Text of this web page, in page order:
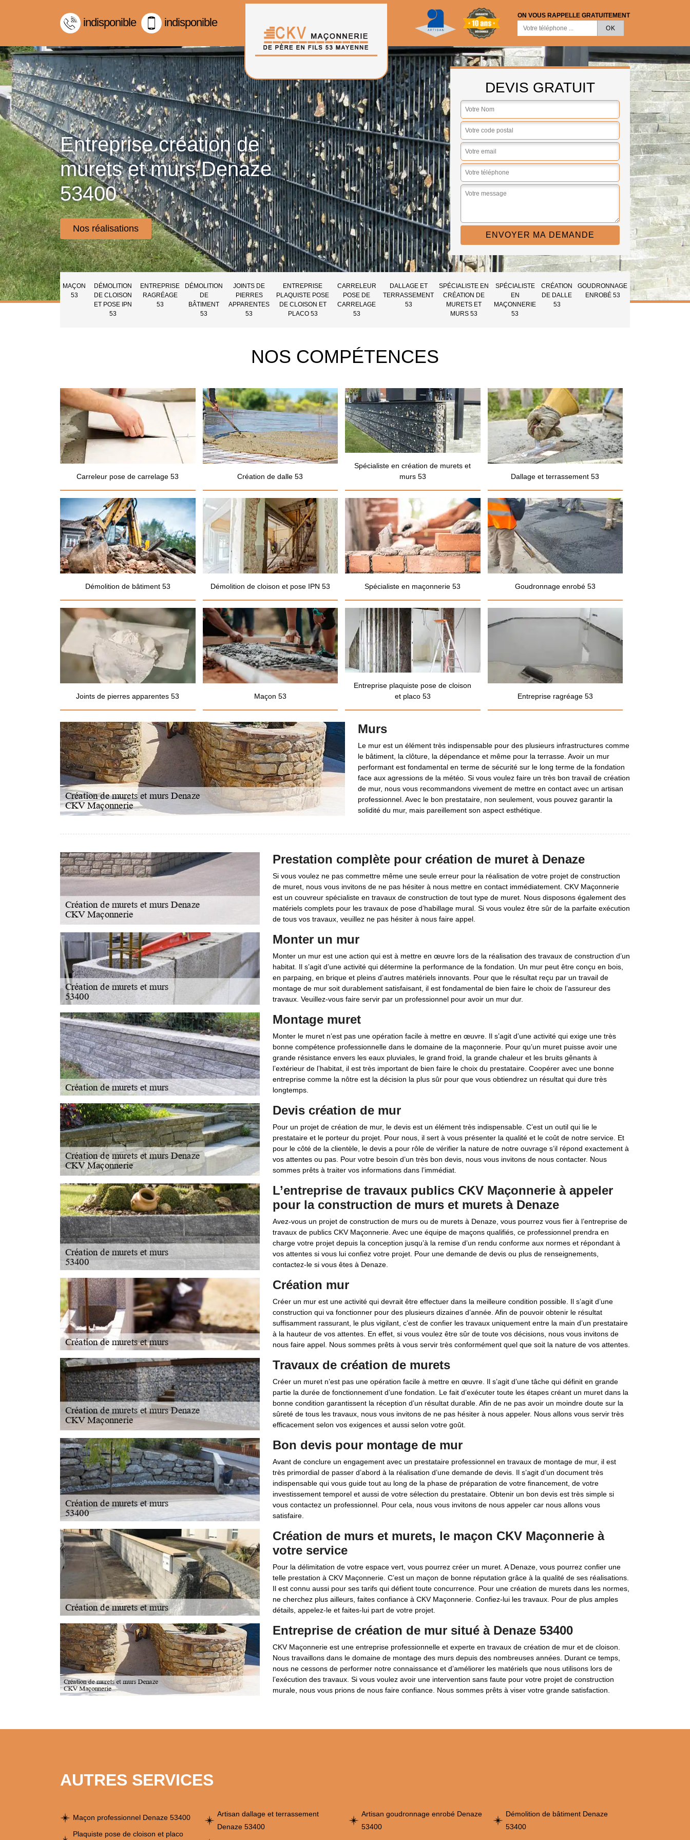
indisponible indisponible
ON VOUS RAPPELLE GRATUITEMENT
Entreprise création de
murets et murs Denaze
53400
Nos réalisations
DEVIS GRATUIT
MAÇON
53
DÉMOLITION
DE CLOISON
ET POSE IPN
53
ENTREPRISE
RAGRÉAGE
53
DÉMOLITION
DE
BÂTIMENT
53
JOINTS DE
PIERRES
APPARENTES
53
ENTREPRISE
PLAQUISTE POSE
DE CLOISON ET
PLACO 53
CARRELEUR
POSE DE
CARRELAGE
53
DALLAGE ET
TERRASSEMENT
53
SPÉCIALISTE EN
CRÉATION DE
MURETS ET
MURS 53
SPÉCIALISTE
EN
MAÇONNERIE
53
CRÉATION
DE DALLE
53
GOUDRONNAGE
ENROBÉ 53
NOS COMPÉTENCES
Carreleur pose de carrelage 53 Création de dalle 53
Spécialiste en création de murets et
murs 53
Dallage et terrassement 53
Démolition de bâtiment 53 Démolition de cloison et pose IPN 53 Spécialiste en maçonnerie 53 Goudronnage enrobé 53
Joints de pierres apparentes 53 Maçon 53
Entreprise plaquiste pose de cloison
et placo 53
Entreprise ragréage 53
Murs
Le mur est un élément très indispensable pour des plusieurs infrastructures comme
le bâtiment, la clôture, la dépendance et même pour la terrasse. Avoir un mur
performant est fondamental en terme de sécurité sur le long terme de la fondation
face aux agressions de la météo. Si vous voulez faire un très bon travail de création
de mur, nous vous recommandons vivement de mettre en contact avec un artisan
professionnel. Avec le bon prestataire, non seulement, vous pouvez garantir la
solidité du mur, mais pareillement son aspect esthétique.
Prestation complète pour création de muret à Denaze
Si vous voulez ne pas commettre même une seule erreur pour la réalisation de votre projet de construction
de muret, nous vous invitons de ne pas hésiter à nous mettre en contact immédiatement. CKV Maçonnerie
est un couvreur spécialiste en travaux de construction de tout type de muret. Nous disposons également des
matériels complets pour les travaux de pose d’habillage mural. Si vous voulez être sûr de la parfaite exécution
de tous vos travaux, veuillez ne pas hésiter à nous faire appel.
Monter un mur
Monter un mur est une action qui est à mettre en œuvre lors de la réalisation des travaux de construction d’un
habitat. Il s’agit d’une activité qui détermine la performance de la fondation. Un mur peut être conçu en bois,
en parpaing, en brique et pleins d’autres matériels innovants. Pour que le résultat reçu par un travail de
montage de mur soit durablement satisfaisant, il est fondamental de bien faire le choix de l’assureur des
travaux. Veuillez-vous faire servir par un professionnel pour avoir un mur dur.
Montage muret
Monter le muret n’est pas une opération facile à mettre en œuvre. Il s’agit d’une activité qui exige une très
bonne compétence professionnelle dans le domaine de la maçonnerie. Pour qu’un muret puisse avoir une
grande résistance envers les eaux pluviales, le grand froid, la grande chaleur et les bruits gênants à
l’extérieur de l’habitat, il est très important de bien faire le choix du prestataire. Coopérer avec une bonne
entreprise comme la nôtre est la décision la plus sûr pour que vous obtiendrez un résultat qui dure très
longtemps.
Devis création de mur
Pour un projet de création de mur, le devis est un élément très indispensable. C’est un outil qui lie le
prestataire et le porteur du projet. Pour nous, il sert à vous présenter la qualité et le coût de notre service. Et
pour le côté de la clientèle, le devis a pour rôle de vérifier la nature de notre ouvrage s’il répond exactement à
vos attentes ou pas. Pour votre besoin d’un très bon devis, nous vous invitons de nous contacter. Nous
sommes prêts à traiter vos informations dans l’immédiat.
L’entreprise de travaux publics CKV Maçonnerie à appeler
pour la construction de murs et murets à Denaze
Avez-vous un projet de construction de murs ou de murets à Denaze, vous pourrez vous fier à l’entreprise de
travaux de publics CKV Maçonnerie. Avec une équipe de maçons qualifiés, ce professionnel prendra en
charge votre projet depuis la conception jusqu’à la remise d’un rendu conforme aux normes et répondant à
vos attentes si vous lui confiez votre projet. Pour une demande de devis ou plus de renseignements,
contactez-le si vous êtes à Denaze.
Création mur
Créer un mur est une activité qui devrait être effectuer dans la meilleure condition possible. Il s’agit d’une
construction qui va fonctionner pour des plusieurs dizaines d’année. Afin de pouvoir obtenir le résultat
suffisamment rassurant, le plus vigilant, c’est de confier les travaux uniquement entre la main d’un prestataire
à la hauteur de vos attentes. En effet, si vous voulez être sûr de toute vos décisions, nous vous invitons de
nous faire appel. Nous sommes prêts à vous servir très conformément quel que soit la nature de vos attentes.
Travaux de création de murets
Créer un muret n’est pas une opération facile à mettre en œuvre. Il s’agit d’une tâche qui définit en grande
partie la durée de fonctionnement d’une fondation. Le fait d’exécuter toute les étapes créant un muret dans la
bonne condition garantissent la réception d’un résultat durable. Afin de ne pas avoir un moindre doute sur la
sûreté de tous les travaux, nous vous invitons de ne pas hésiter à nous appeler. Nous allons vous servir très
efficacement selon vos exigences et aussi selon votre goût.
Bon devis pour montage de mur
Avant de conclure un engagement avec un prestataire professionnel en travaux de montage de mur, il est
très primordial de passer d’abord à la réalisation d’une demande de devis. Il s’agit d’un document très
indispensable qui vous guide tout au long de la phase de préparation de votre financement, de votre
investissement temporel et aussi de votre sélection du prestataire. Obtenir un bon devis est très simple si
vous contactez un professionnel. Pour cela, nous vous invitons de nous appeler car nous allons vous
satisfaire.
Création de murs et murets, le maçon CKV Maçonnerie à
votre service
Pour la délimitation de votre espace vert, vous pourrez créer un muret. A Denaze, vous pourrez confier une
telle prestation à CKV Maçonnerie. C’est un maçon de bonne réputation grâce à la qualité de ses réalisations.
Il est connu aussi pour ses tarifs qui défient toute concurrence. Pour une création de murets dans les normes,
ne cherchez plus ailleurs, faites confiance à CKV Maçonnerie. Confiez-lui les travaux. Pour de plus amples
détails, appelez-le et faites-lui part de votre projet.
Entreprise de création de mur situé à Denaze 53400
CKV Maçonnerie est une entreprise professionnelle et experte en travaux de création de mur et de cloison.
Nous travaillons dans le domaine de montage des murs depuis des nombreuses années. Durant ce temps,
nous ne cessons de performer notre connaissance et d’améliorer les matériels que nous utilisons lors de
l’exécution des travaux. Si vous voulez avoir une intervention sans faute pour votre projet de construction
murale, nous vous prions de nous faire confiance. Nous sommes prêts à viser votre grande satisfaction.
AUTRES SERVICES
Maçon professionnel Denaze 53400
Plaquiste pose de cloison et placo
Artisan dallage et terrassement
Denaze 53400
Artisan goudronnage enrobé Denaze
53400
Démolition de bâtiment Denaze
53400